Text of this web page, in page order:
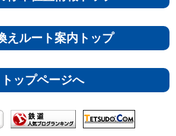
えルート案内トップ
トップページへ